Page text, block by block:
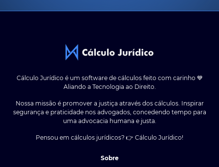
Cálculo Jurídico é um software de cálculos feito com carinho 💙
Aliando a Tecnologia ao Direito.
Nossa missão é promover a justiça através dos cálculos. Inspirar
segurança e praticidade nos advogados, concedendo tempo para
uma advocacia humana e justa.
Pensou em cálculos jurídicos? 👉 Cálculo Jurídico!
Sobre